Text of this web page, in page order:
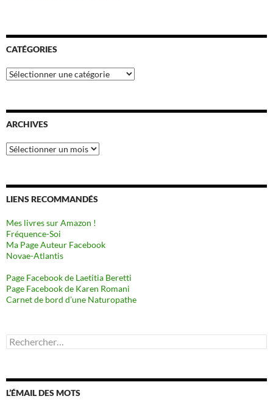
CATÉGORIES
Catégories
ARCHIVES
Archives
LIENS RECOMMANDÉS
Mes livres sur Amazon !
Fréquence-Soi
Ma Page Auteur Facebook
Novae-Atlantis
Page Facebook de Laetitia Beretti
Page Facebook de Karen Romani
Carnet de bord d’une Naturopathe
Rechercher :
L’ÉMAIL DES MOTS